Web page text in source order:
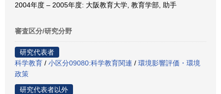
2004年度 – 2005年度: 大阪教育大学, 教育学部, 助手
審査区分/研究分野
研究代表者
科学教育 / 小区分09080:科学教育関連 / 環境影響評価・環境
政策
研究代表者以外